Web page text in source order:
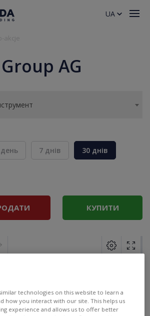
AG
день 7 днів 30 днів
КУПИТИ
UA
technologies on this website to learn a
how you interact with our site. This helps us
experience and allows us to offer better